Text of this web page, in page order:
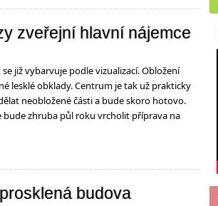
zveřejní hlavní nájemce
již vybarvuje podle vizualizací. Obložení
lesklé obklady. Centrum je tak už prakticky
neobložené části a bude skoro hotovo.
zhruba půl roku vrcholit příprava na
budova